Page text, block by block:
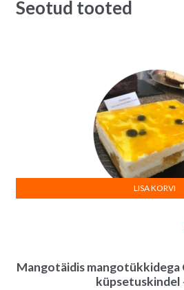
Seotud tooted
Mangotäidis mangotükkidega
küpsetuskindel
LISA KORVI